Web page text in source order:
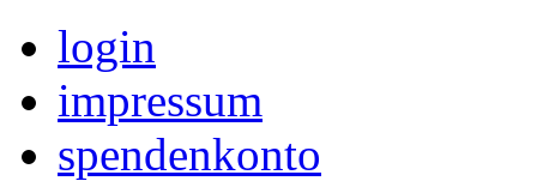
login
impressum
spendenkonto